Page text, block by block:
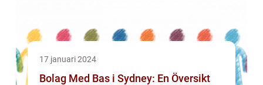
17 januari 2024
Bolag Med Bas i Sydney: En Översikt